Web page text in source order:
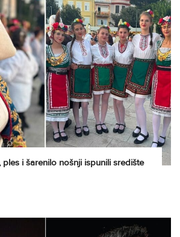
ples i šarenilo nošnji ispunili središte